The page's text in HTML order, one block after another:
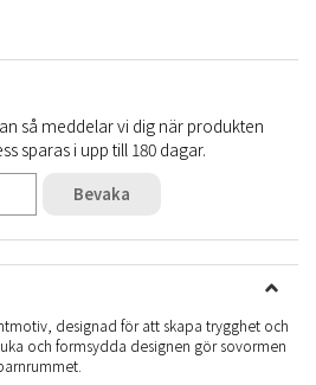
så meddelar vi dig när produkten
sparas i upp till 180 dagar.
Bevaka
designad för att skapa trygghet och
och formsydda designen gör sovormen